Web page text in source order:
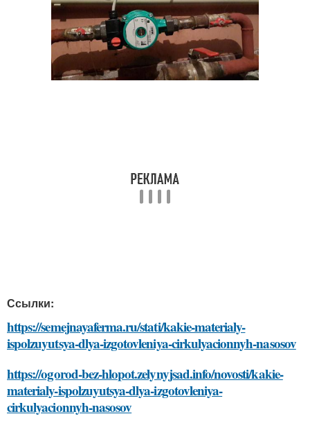
Ссылки:
https://semejnayaferma.ru/stati/kakie-materialy-
ispolzuyutsya-dlya-izgotovleniya-cirkulyacionnyh-nasosov
https://ogorod-bez-hlopot.zelynyjsad.info/novosti/kakie-
materialy-ispolzuyutsya-dlya-izgotovleniya-
cirkulyacionnyh-nasosov